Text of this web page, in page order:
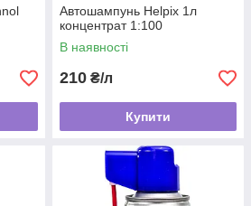
Автошампунь Helpix 1л
концентрат 1:100
В наявності
210 ₴/л
Купити